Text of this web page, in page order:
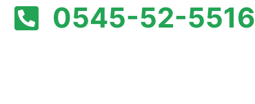
0545-52-5516